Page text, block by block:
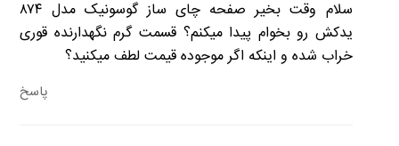
سلام وقت بخیر صفحه چای ساز گوسونیک مدل ۸۷۴
یدکش رو بخوام پیدا میکنم؟ قسمت گرم نگهدارنده قوری
خراب شده و اینکه اگر موجوده قیمت لطف میکنید؟
پاسخ